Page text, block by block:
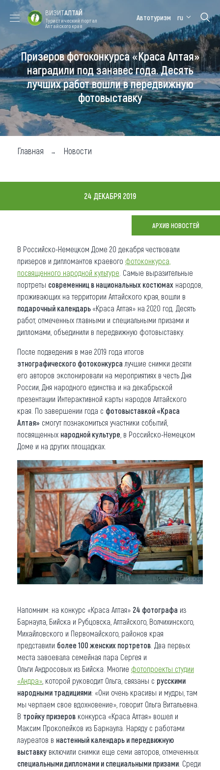
Форум VISIT
ALTAI
Цветение
маральника
Медицинский
форум
Алтайская
зимовка
Туры
Где побывать
Чем заняться
Где остановиться
О регионе
Коллекция впечатлений
Другие рубрики
ВИЗИТАЛТАЙ
Туристический портал
Алтайского края
Автотуризм ru
Призеров фотоконкурса «Краса Алтая»
наградили под занавес года. Десять
лучших работ вошли в передвижную
фотовыставку
Главная Новости
24 ДЕКАБРЯ 2019
АРХИВ НОВОСТЕЙ
В Российско-Немецком Доме 20 декабря чествовали
призеров и дипломантов краевого фотоконкурса,
посвященного народной культуре . Самые выразительные
портреты современниц в национальных костюмах народов,
проживающих на территории Алтайского края, вошли в
подарочный календарь «Краса Алтая» на 2020 год. Десять
работ, отмеченных главными и специальными призами и
дипломами, объединили в передвижную фотовыставку.
После подведения в мае 2019 года итогов
этнографического фотоконкурса лучшие снимки десяти
его авторов экспонировали на мероприятиях в честь Дня
России, Дня народного единства и на декабрьской
презентации Интерактивной карты народов Алтайского
края. По завершении года с фотовыставкой «Краса
Алтая» смогут познакомиться участники событий,
посвященных народной культуре , в Российско-Немецком
Доме и на других площадках.
Напомним: на конкурс «Краса Алтая» 24 фотографа из
Барнаула, Бийска и Рубцовска, Алтайского, Волчихинского,
Михайловского и Первомайского, районов края
представили более 100 женских портретов . Два первых
места завоевала семейная пара Сергея и
Ольги Андросовых из Бийска. Многие фотопроекты студии
«Андра» , которой руководит Ольга, связаны с русскими
народными традициями: «Они очень красивы и мудры, там
мы черпаем свое вдохновение», говорит Ольга Витальевна.
В тройку призеров конкурса «Краса Алтая» вошел и
Максим Прокопейков из Барнаула. Наряду с работами
лауреатов в настенный календарь и передвижную
выставку включили снимки еще семи авторов, отмеченных
специальными дипломами и специальными призами . Среди